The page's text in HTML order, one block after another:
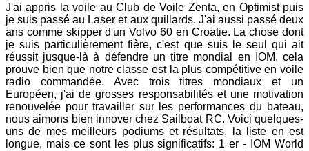
J'ai appris la voile au Club de Voile Zenta, en Optimist puis
je suis passé au Laser et aux quillards. J'ai aussi passé deux
ans comme skipper d'un Volvo 60 en Croatie. La chose dont
je suis particulièrement fière, c'est que suis le seul qui ait
réussit jusque-là à défendre un titre mondial en IOM, cela
prouve bien que notre classe est la plus compétitive en voile
radio commandée. Avec trois titres mondiaux et un
Européen, j'ai de grosses responsabilités et une motivation
renouvelée pour travailler sur les performances du bateau,
nous aimons bien innover chez Sailboat RC. Voici quelques-
uns de mes meilleurs podiums et résultats, la liste en est
longue, mais ce sont les plus significatifs: 1 er - IOM World